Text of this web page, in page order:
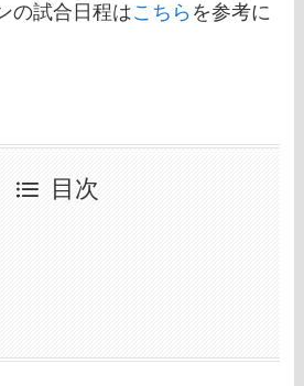
の試合日程はこちら を参考に
目次